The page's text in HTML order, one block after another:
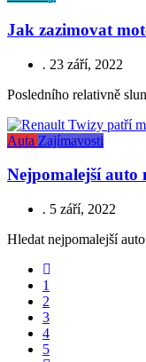
Jak zazimovat
. 23 září, 2022
Posledního relativně
Auta Zajímavosti
Nejpomalejší auto
. 5 září, 2022
Hledat nejpomalejší
1
2
3
4
5